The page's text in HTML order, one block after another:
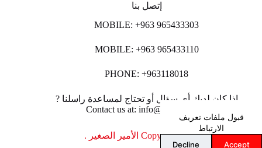
قبول ملفات تعريف
الارتباط
Accept
Decline
إتصل بنا
MOBILE: +963 965433303
MOBILE: +963 965433110
PHONE: +963118018
اذا كان لديك أي سؤال أو تحتاج لمساعدة راسلنا ?
Contact us at: info@lpco-llc.com
Copyright © 2026 الأمير الصغير .